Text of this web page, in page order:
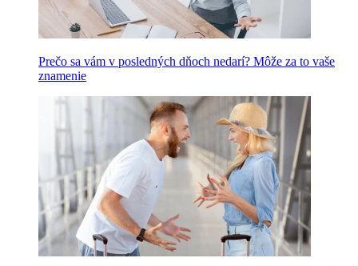
Prečo sa vám v posledných dňoch nedarí? Môže za to vaše
znamenie